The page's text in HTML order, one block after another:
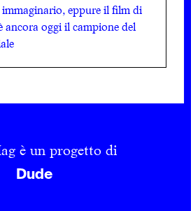
eppure il film di
ancora oggi il campione del
è un progetto di
Dude